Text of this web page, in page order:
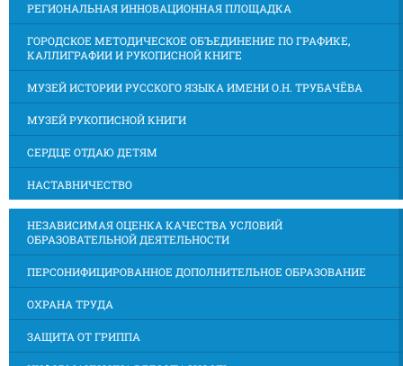
РЕГИОНАЛЬНАЯ ИННОВАЦИОННАЯ ПЛОЩАДКА
ГОРОДСКОЕ МЕТОДИЧЕСКОЕ ОБЪЕДИНЕНИЕ ПО ГРАФИКЕ,
КАЛЛИГРАФИИ И РУКОПИСНОЙ КНИГЕ
МУЗЕЙ ИСТОРИИ РУССКОГО ЯЗЫКА ИМЕНИ О.Н. ТРУБАЧЁВА
МУЗЕЙ РУКОПИСНОЙ КНИГИ
СЕРДЦЕ ОТДАЮ ДЕТЯМ
НАСТАВНИЧЕСТВО
НЕЗАВИСИМАЯ ОЦЕНКА КАЧЕСТВА УСЛОВИЙ
ОБРАЗОВАТЕЛЬНОЙ ДЕЯТЕЛЬНОСТИ
ПЕРСОНИФИЦИРОВАННОЕ ДОПОЛНИТЕЛЬНОЕ ОБРАЗОВАНИЕ
ОХРАНА ТРУДА
ЗАЩИТА ОТ ГРИППА